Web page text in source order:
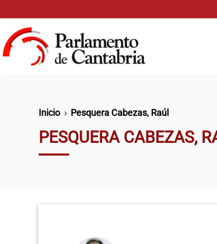
Ruta de navegación
Inicio Pesquera Cabezas, Raúl
PESQUERA CABEZAS,